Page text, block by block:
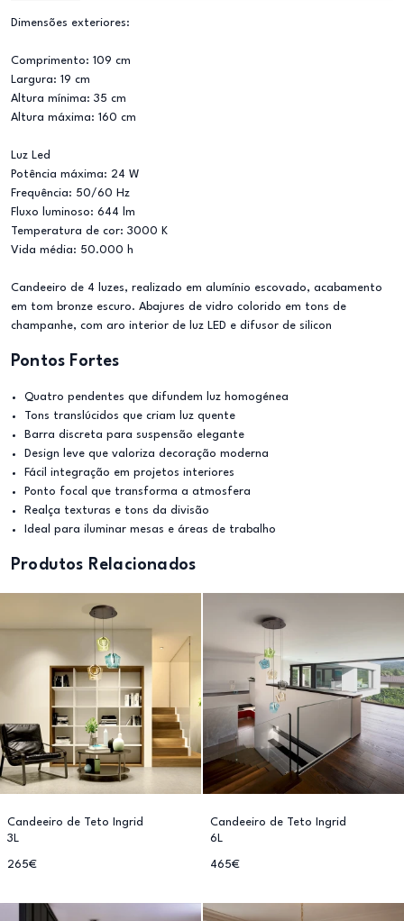
Dimensões exteriores:
Comprimento: 109 cm
Largura: 19 cm
Altura mínima: 35 cm
Altura máxima: 160 cm
Luz Led
Potência máxima: 24 W
Frequência: 50/60 Hz
Fluxo luminoso: 644 lm
Temperatura de cor: 3000 K
Vida média: 50.000 h
Candeeiro de 4 luzes, realizado em alumínio escovado, acabamento
em tom bronze escuro. Abajures de vidro colorido em tons de
champanhe, com aro interior de luz LED e difusor de silicon
Pontos Fortes
Quatro pendentes que difundem luz homogénea
Tons translúcidos que criam luz quente
Barra discreta para suspensão elegante
Design leve que valoriza decoração moderna
Fácil integração em projetos interiores
Ponto focal que transforma a atmosfera
Realça texturas e tons da divisão
Ideal para iluminar mesas e áreas de trabalho
Produtos Relacionados
Candeeiro de Teto Ingrid
3L
265€
Candeeiro de Teto Ingrid
6L
465€